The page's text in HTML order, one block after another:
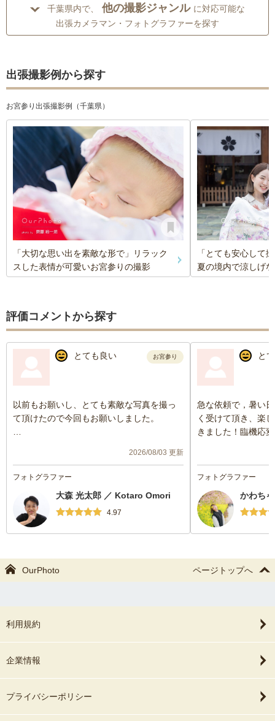
千葉県内で、 他の撮影ジャンル に対応可能な
出張カメラマン・フォトグラファーを探す
出張撮影例から探す
お宮参り出張撮影例（千葉県）
「大切な思い出を素敵な形で」リラック
スした表情が可愛いお宮参りの撮影
「とても安心して
夏の境内で涼しげ
評価コメントから探す
とても良い お宮参り
以前もお願いし、とても素敵な写真を撮っ
て頂けたので今回もお願いしました。
か不安でしたが、手際よく指示してくださ
ったり、こまめに休憩を挟んで頂き、非常
くださり、満足度が高いです。
また機会があればお願いしたいと思いま
す。
2026/08/03 更新
フォトグラファー
大森 光太郎 ／ Kotaro Omori
4.97
と
急な依頼で，暑い
く受けて頂き、楽
きました！臨機応
ができました。本
いです！
ありがとうござい
フォトグラファー
かわち
OurPhoto ページトップへ
利用規約
企業情報
プライバシーポリシー